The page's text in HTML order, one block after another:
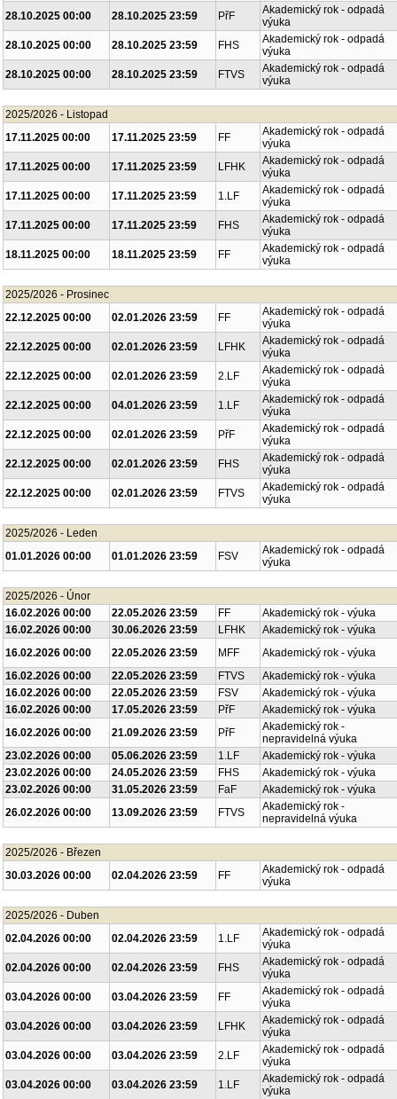
28.10.2025 00:00
28.10.2025 23:59 PřF
Akademický rok - odpadá
výuka
28.10.2025 00:00
28.10.2025 23:59 FHS
Akademický rok - odpadá
výuka
28.10.2025 00:00
28.10.2025 23:59 FTVS
Akademický rok - odpadá
výuka
2025/2026 - Listopad
17.11.2025 00:00
17.11.2025 23:59 FF
Akademický rok - odpadá
výuka
17.11.2025 00:00
17.11.2025 23:59 LFHK
Akademický rok - odpadá
výuka
17.11.2025 00:00
17.11.2025 23:59 1.LF
Akademický rok - odpadá
výuka
17.11.2025 00:00
17.11.2025 23:59 FHS
Akademický rok - odpadá
výuka
18.11.2025 00:00
18.11.2025 23:59 FF
Akademický rok - odpadá
výuka
2025/2026 - Prosinec
22.12.2025 00:00
02.01.2026 23:59 FF
Akademický rok - odpadá
výuka
22.12.2025 00:00
02.01.2026 23:59 LFHK
Akademický rok - odpadá
výuka
22.12.2025 00:00
02.01.2026 23:59 2.LF
Akademický rok - odpadá
výuka
22.12.2025 00:00
04.01.2026 23:59 1.LF
Akademický rok - odpadá
výuka
22.12.2025 00:00
02.01.2026 23:59 PřF
Akademický rok - odpadá
výuka
22.12.2025 00:00
02.01.2026 23:59 FHS
Akademický rok - odpadá
výuka
22.12.2025 00:00
02.01.2026 23:59 FTVS
Akademický rok - odpadá
výuka
2025/2026 - Leden
01.01.2026 00:00
01.01.2026 23:59 FSV
Akademický rok - odpadá
výuka
2025/2026 - Únor
16.02.2026 00:00
22.05.2026 23:59 FF
Akademický rok - výuka
16.02.2026 00:00
30.06.2026 23:59 LFHK
Akademický rok - výuka
16.02.2026 00:00
22.05.2026 23:59 MFF
Akademický rok - výuka
16.02.2026 00:00
22.05.2026 23:59 FTVS
Akademický rok - výuka
16.02.2026 00:00
22.05.2026 23:59 FSV
Akademický rok - výuka
16.02.2026 00:00
17.05.2026 23:59 PřF
Akademický rok - výuka
16.02.2026 00:00
21.09.2026 23:59 PřF
Akademický rok -
nepravidelná výuka
23.02.2026 00:00
05.06.2026 23:59 1.LF
Akademický rok - výuka
23.02.2026 00:00
24.05.2026 23:59 FHS
Akademický rok - výuka
23.02.2026 00:00
31.05.2026 23:59 FaF
Akademický rok - výuka
26.02.2026 00:00
13.09.2026 23:59 FTVS
Akademický rok -
nepravidelná výuka
2025/2026 - Březen
30.03.2026 00:00
02.04.2026 23:59 FF
Akademický rok - odpadá
výuka
2025/2026 - Duben
02.04.2026 00:00
02.04.2026 23:59 1.LF
Akademický rok - odpadá
výuka
02.04.2026 00:00
02.04.2026 23:59 FHS
Akademický rok - odpadá
výuka
03.04.2026 00:00
03.04.2026 23:59 FF
Akademický rok - odpadá
výuka
03.04.2026 00:00
03.04.2026 23:59 LFHK
Akademický rok - odpadá
výuka
03.04.2026 00:00
03.04.2026 23:59 2.LF
Akademický rok - odpadá
výuka
03.04.2026 00:00
03.04.2026 23:59 1.LF
Akademický rok - odpadá
výuka